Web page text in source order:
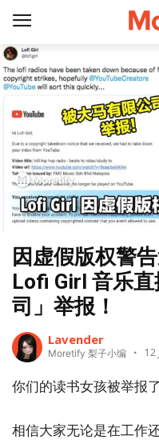
因虚假版权警
Lofi Girl 音乐
司」举报！
Lavender
Moretify 梨子小编 12
你们的读书女孩被举报了
相信大家无论是在工作